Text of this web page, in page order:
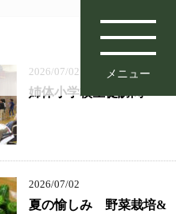
メニュー
2026/07/02
姉体小学校生徒訪問
2026/07/02
夏の愉しみ 野菜栽培&